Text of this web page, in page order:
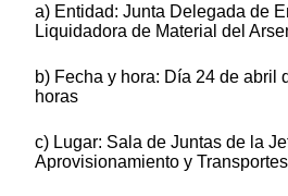
a) Entidad: Junta Delegada de
Liquidadora de Material del
b) Fecha y hora: Día 24 de abril
horas
c) Lugar: Sala de Juntas de la
Aprovisionamiento y